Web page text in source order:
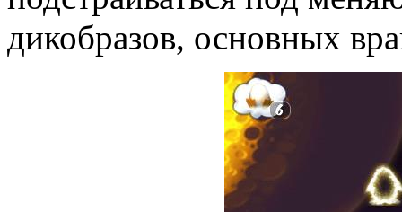
дикобразов, основных